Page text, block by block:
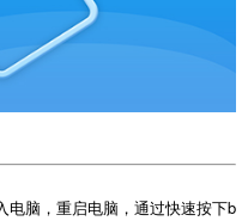
电脑，重启电脑，通过快速按下b